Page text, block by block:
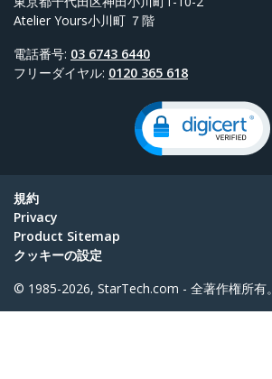
Atelier Yours小川町 ７階
電話番号: 03 6743 6440
フリーダイヤル: 0120 365 618
規約
Privacy
Product Sitemap
クッキーの設定
© 1985-2026, StarTech.com - 全著作権所有。